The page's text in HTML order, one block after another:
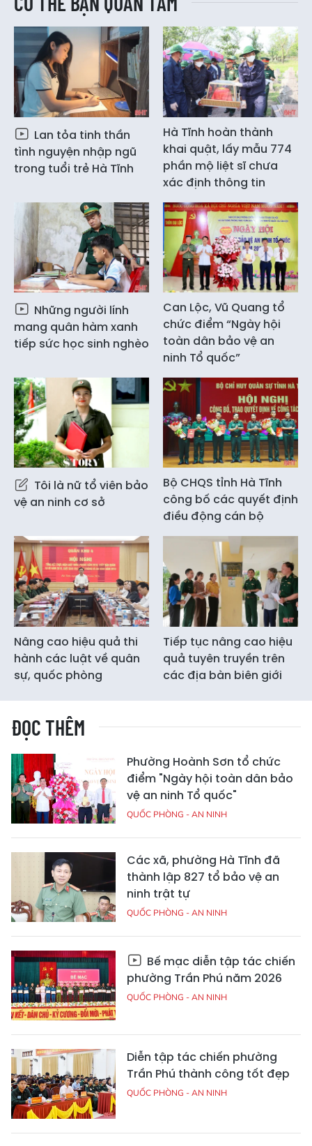
Lan tỏa tinh thần
tình nguyện nhập ngũ
trong tuổi trẻ Hà Tĩnh
Hà Tĩnh hoàn thành
khai quật, lấy mẫu 774
phần mộ liệt sĩ chưa
xác định thông tin
Những người lính
mang quân hàm xanh
tiếp sức học sinh nghèo
Can Lộc, Vũ Quang tổ
chức điểm “Ngày hội
toàn dân bảo vệ an
ninh Tổ quốc”
Tôi là nữ tổ viên bảo
vệ an ninh cơ sở
Bộ CHQS tỉnh Hà Tĩnh
công bố các quyết định
điều động cán bộ
Nâng cao hiệu quả thi
hành các luật về quân
sự, quốc phòng
Tiếp tục nâng cao hiệu
quả tuyên truyền trên
các địa bàn biên giới
ĐỌC THÊM
Phường Hoành Sơn tổ chức
điểm "Ngày hội toàn dân bảo
vệ an ninh Tổ quốc"
QUỐC PHÒNG - AN NINH
Các xã, phường Hà Tĩnh đã
thành lập 827 tổ bảo vệ an
ninh trật tự
QUỐC PHÒNG - AN NINH
Bế mạc diễn tập tác chiến
phường Trần Phú năm 2026
QUỐC PHÒNG - AN NINH
Diễn tập tác chiến phường
Trần Phú thành công tốt đẹp
QUỐC PHÒNG - AN NINH